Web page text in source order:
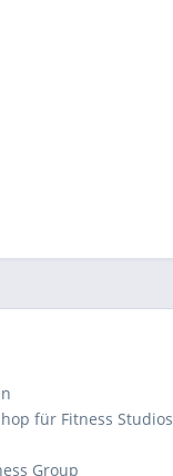
für Fitness Studios
Group